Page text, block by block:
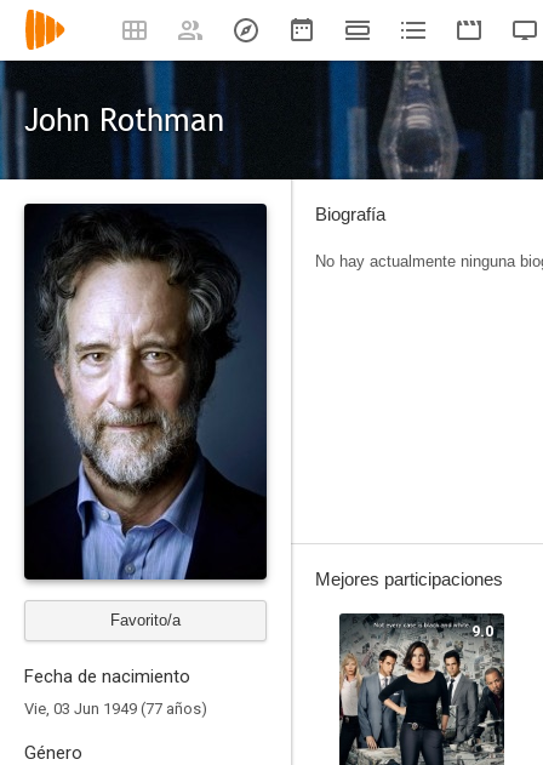
John Rothman
Favorito/a
Fecha de nacimiento
Vie, 03 Jun 1949 (77 años)
Género
Biografía
No hay actualmente ninguna
Mejores participaciones
9.0